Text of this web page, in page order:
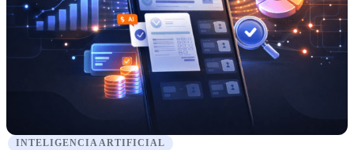
INTELIGENCIA ARTIFICIAL